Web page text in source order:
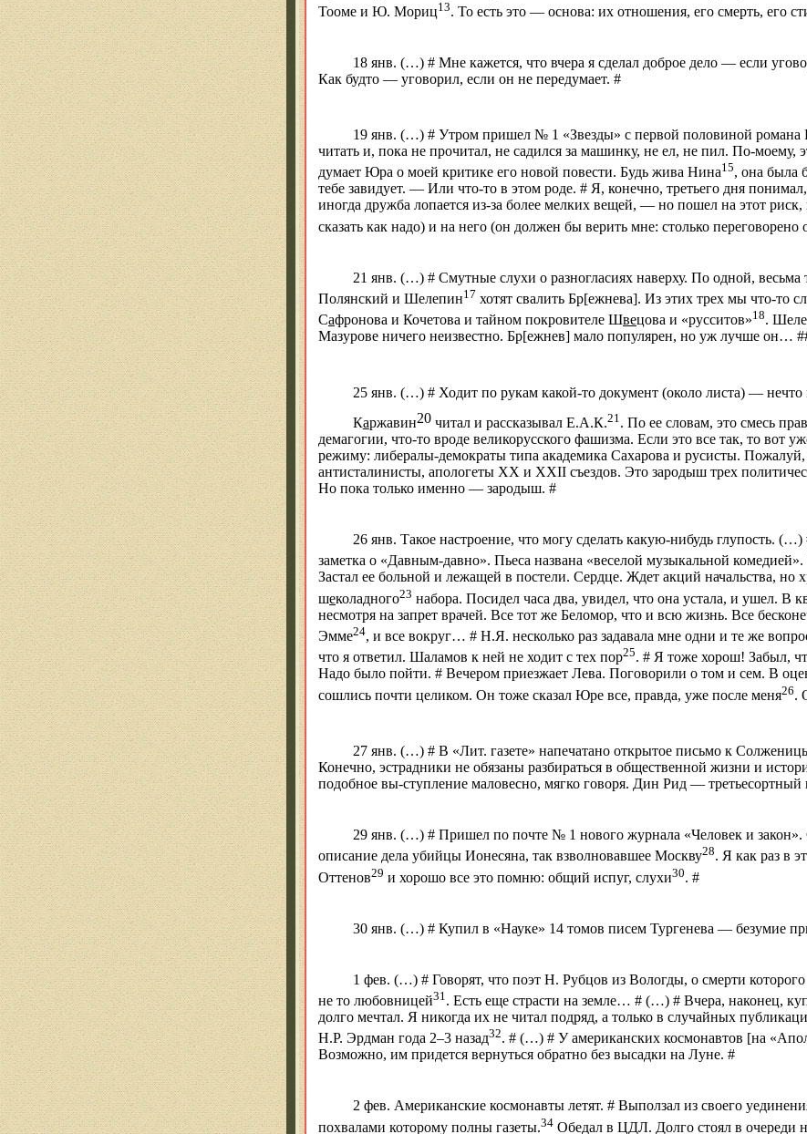
Тооме и Ю. Мориц13. То есть это — основа: их отношения, его смерть, его
18 янв. (…) # Мне кажется, что вчера я сделал доброе дело — если
Как будто — уговорил, если он не передумает. #
19 янв. (…) # Утром пришел № 1 «Звезды» с первой половиной романа
читать и, пока не прочитал, не садился за машинку, не ел, не пил. По-моему,
думает Юра о моей критике его новой повести. Будь жива Нина15, она была
тебе завидует. — Или что-то в этом роде. # Я, конечно, третьего дня
иногда дружба лопается из-за более мелких вещей, — но пошел на этот риск,
сказать как надо) и на него (он должен бы верить мне: столько переговорено
21 янв. (…) # Смутные слухи о разногласиях наверху. По одной,
Полянский и Шелепин17 хотят свалить Бр[ежнева]. Из этих трех мы что-то
Сафронова и Кочетова и тайном покровителе Швецова и «русситов»18.
Мазурове ничего неизвестно. Бр[ежнев] мало популярен, но уж лучше он…
25 янв. (…) # Ходит по рукам какой-то документ (около листа) —
Каржавин20читал и рассказывал Е.А.К.21 . По ее словам, это смесь
демагогии, что-то вроде великорусского фашизма. Если это все так, то вот
режиму: либералы-демократы типа академика Сахарова и русисты.
антисталинисты, апологеты ХХ и ХХII съездов. Это зародыш трех
Но пока только именно — зародыш. #
26 янв. Такое настроение, что могу сделать какую-нибудь глупость.
заметка о «Давным-давно». Пьеса названа «веселой музыкальной
Застал ее больной и лежащей в постели. Сердце. Ждет акций начальства, но
шеколадного23 набора. Посидел часа два, увидел, что она устала, и ушел. В
несмотря на запрет врачей. Все тот же Беломор, что и всю жизнь. Все
Эмме24, и все вокруг… # Н.Я. несколько раз задавала мне одни и те же
что я ответил. Шаламов к ней не ходит с тех пор25. # Я тоже хорош! Забыл,
Надо было пойти. # Вечером приезжает Лева. Поговорили о том и сем. В
сошлись почти целиком. Он тоже сказал Юре все, правда, уже после меня26.
27 янв. (…) # В «Лит. газете» напечатано открытое письмо к
Конечно, эстрадники не обязаны разбираться в общественной жизни и
подобное вы-ступление маловесно, мягко говоря. Дин Рид —
29 янв. (…) # Пришел по почте № 1 нового журнала «Человек и
описание дела убийцы Ионесяна, так взволновавшее Москву28. Я как раз в
Оттенов29 и хорошо все это помню: общий испуг, слухи30. #
30 янв. (…) # Купил в «Науке» 14 томов писем Тургенева — безумие
1 фев. (…) # Говорят, что поэт Н. Рубцов из Вологды, о смерти
не то любовницей31 . Есть еще страсти на земле… # (…) # Вчера, наконец,
долго мечтал. Я никогда их не читал подряд, а только в случайных
Н.Р. Эрдман года 2–3 назад32. # (…) # У американских космонавтов [на
Возможно, им придется вернуться обратно без высадки на Луне. #
2 фев. Американские космонавты летят. # Выползал из своего
похвалами которому полны газеты.34 Обедал в ЦДЛ. Долго стоял в